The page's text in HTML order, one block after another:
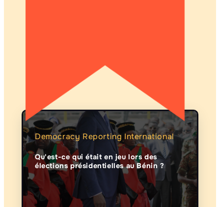
Democracy Reporting International
Qu'est-ce qui était en jeu lors des
élections présidentielles au Bénin ?